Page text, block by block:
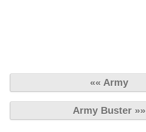
«« Army
Army Buster »»